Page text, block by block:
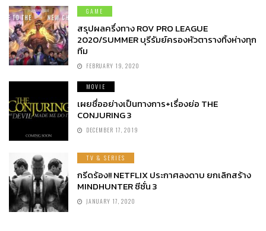
GAME
สรุปผลครึ่งทาง ROV PRO LEAGUE
2020/SUMMER บุรีรัมย์ครองหัวตารางทิ้งห่างทุก
ทีม
FEBRUARY 19, 2020
MOVIE
เผยชื่ออย่างเป็นทางการ+เรื่องย่อ THE
CONJURING 3
DECEMBER 17, 2019
TV & SERIES
กรีดร้อง!! NETFLIX ประกาศลงดาบ ยกเลิกสร้าง
MINDHUNTER ซีซั่น 3
JANUARY 17, 2020